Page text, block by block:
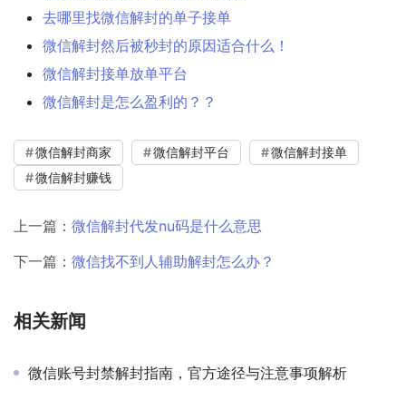
去哪里找微信解封的单子接单
微信解封然后被秒封的原因适合什么！
微信解封接单放单平台
微信解封是怎么盈利的？？
微信解封商家 微信解封平台
微信解封接单
微信解封赚钱
上一篇： 微信解封代发nu码是什么意思
下一篇： 微信找不到人辅助解封怎么办？
相关新闻
微信账号封禁解封指南，官方途径与注意事项解析